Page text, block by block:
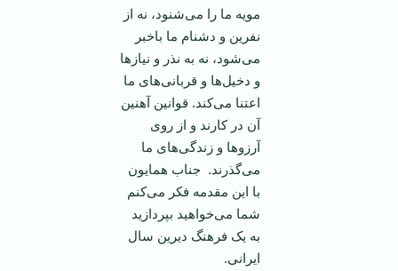
مویه ما را می‌شنود، نه از
نفرین و دشنام ما باخبر
می‌شود، نه به نذر و نیاز‌ها
و دخیل‌ها و قربانی‌های ما
اعتنا می‌کند. قوانین آهنین
آن در کارند و از روی
آرزو‌ها و زندگی‌های ما
می‌گذرند. ‏ جناب همایون
با این مقدمه فکر می‌کنم
شما می‌خواهید بپردازید
به یک فرهنگ دیرین سال
ایرانی.